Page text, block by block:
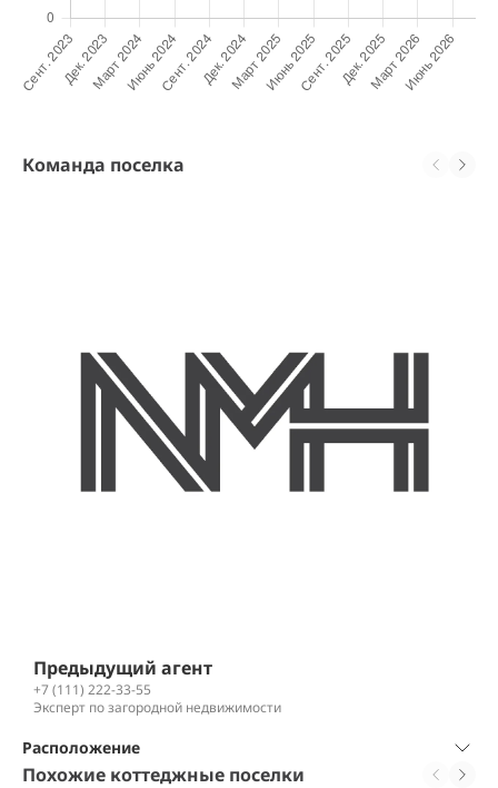
Команда поселка
Предыдущий агент
+7 (111) 222-33-55
Эксперт по загородной недвижимости
Расположение
Похожие коттеджные поселки